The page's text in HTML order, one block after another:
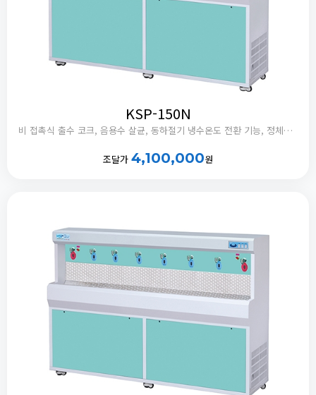
KSP-150N
비 접촉식 출수 코크, 음용수 살균, 동하절기 냉수온도 전환 기능, 정체수 자동 배출타이머 내장
조달가 4,100,000원